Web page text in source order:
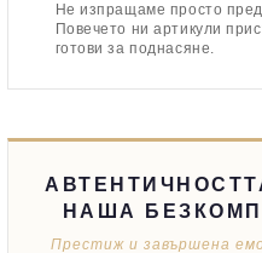
Не изпращаме просто
Повечето ни артикули
готови за поднасяне.
НАША
Престиж и завършена